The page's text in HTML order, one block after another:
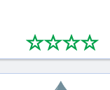
****
0/4